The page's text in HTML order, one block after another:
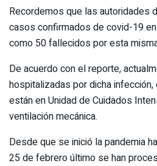
Recordemos que las autoridades
casos confirmados de covid-19
como 50 fallecidos por esta
De acuerdo con el reporte,
hospitalizadas por dicha
están en Unidad de Cuidados
ventilación mecánica.
Desde que se inició la pandemia
25 de febrero último se han